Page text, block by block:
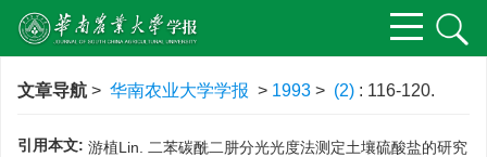
文章导航 > 华南农业大学学报 > 1993 > (2) : 116-120.
引用本文: 游植Lin. 二苯碳酰二肼分光光度法测定土壤硫酸盐的研究